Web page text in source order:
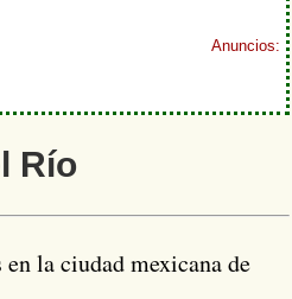
Anuncios:
Río
la ciudad mexicana de